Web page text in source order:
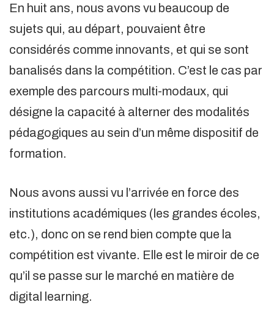
En huit ans, nous avons vu beaucoup de
sujets qui, au départ, pouvaient être
considérés comme innovants, et qui se sont
banalisés dans la compétition. C’est le cas par
exemple des parcours multi-modaux, qui
désigne la capacité à alterner des modalités
pédagogiques au sein d’un même dispositif de
formation.
Nous avons aussi vu l’arrivée en force des
institutions académiques (les grandes écoles,
etc.), donc on se rend bien compte que la
compétition est vivante. Elle est le miroir de ce
qu’il se passe sur le marché en matière de
digital learning.